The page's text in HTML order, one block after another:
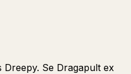
Se Dragapult ex